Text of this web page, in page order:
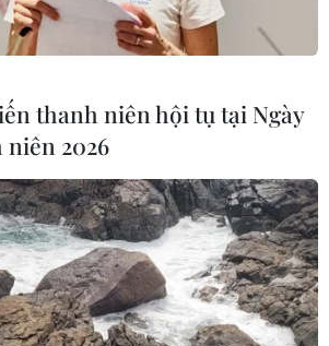
thanh niên hội tụ tại Ngày
niên 2026